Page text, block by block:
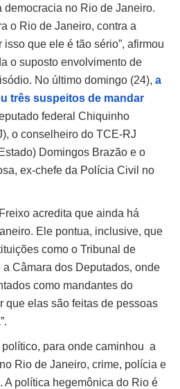
democracia no Rio de Janeiro.
o Rio de Janeiro, contra a
que ele é tão sério”, afirmou
o suposto envolvimento de
No último domingo (24), a
três suspeitos de mandar
federal Chiquinho
o conselheiro do TCE-RJ
Domingos Brazão e o
ex-chefe da Polícia Civil no
acredita que ainda há
Ele pontua, inclusive, que
como o Tribunal de
Câmara dos Deputados, onde
como mandantes do
que elas são feitas de pessoas
político, para onde caminhou a
Rio de Janeiro, crime, polícia e
A política hegemônica do Rio é